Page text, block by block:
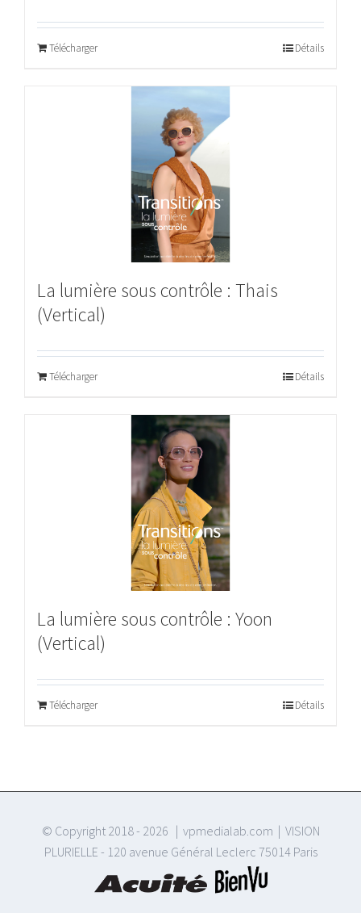
Télécharger Détails
La lumière sous contrôle : Thais
(Vertical)
Télécharger Détails
La lumière sous contrôle : Yoon
(Vertical)
Télécharger Détails
© Copyright 2018 - 2026 | vpmedialab.com | VISION
PLURIELLE - 120 avenue Général Leclerc 75014 Paris